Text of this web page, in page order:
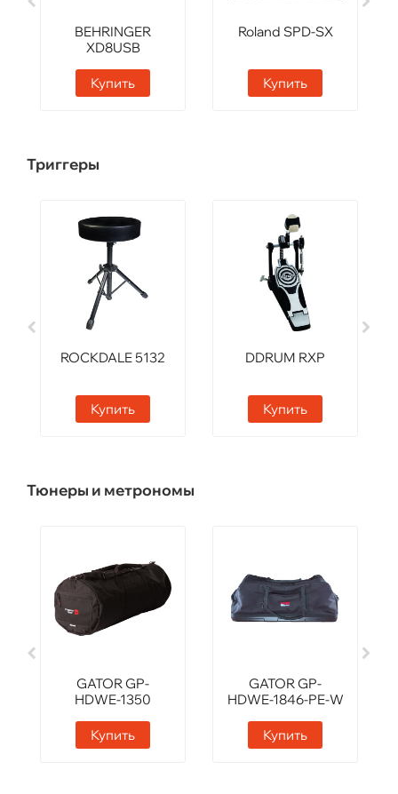
BEHRINGER
XD8USB
Купить
Roland SPD-SX
Купить
Триггеры
ROCKDALE 5132
Купить
DDRUM RXP
Купить
Тюнеры и метрономы
GATOR GP-
HDWE-1350
Купить
GATOR GP-
HDWE-1846-PE-W
Купить